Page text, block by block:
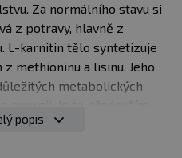
Za normálního stavu si
z potravy, hlavně z
L-karnitin tělo syntetizuje
methioninu a lisinu. Jeho
metabolických
přenáší do
popis